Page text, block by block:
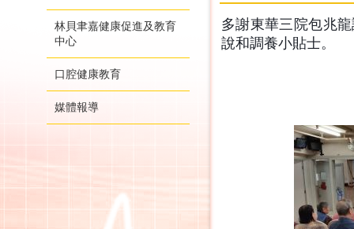
林貝聿嘉健康促進及教育
中心
口腔健康教育
媒體報導
多謝東華三院包兆
說和調養小貼士。